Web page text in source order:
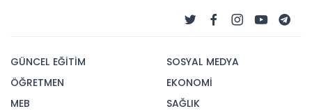
GÜNCEL EĞİTİM
ÖĞRETMEN
MEB
SOSYAL MEDYA
EKONOMİ
SAĞLIK